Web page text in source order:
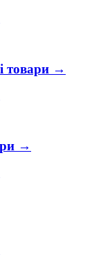
товари →
→